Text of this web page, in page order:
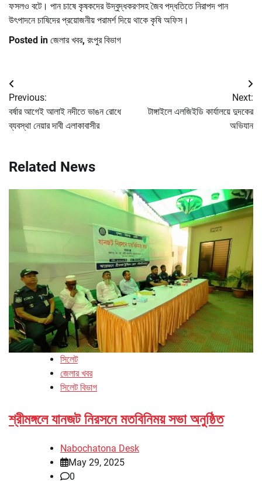
ফসলও বটে। পান চাষে কৃষকদের উদ্বুদ্ধকরণসহ জৈব পদ্ধতিতে নিরাপদ পান
উৎপাদনে চাষিদের প্রয়োজনীয় পরামর্শ দিয়ে থাকে কৃষি অফিস।
Posted in জেলার খবর, রংপুর বিভাগ
Post
navigation
Previous:
বর্ষার আগেই আলাই নদীতে ভাঙন রোধে
ব্যবস্থা নেয়ার দাবী এলাকাবাসীর
Next:
টাঙ্গাইলে এলজিইডি কার্যালয়ে দুদকের
অভিযান
Related News
সিলেট
জেলার খবর
সিলেট বিভাগ
শ্রীমঙ্গলে যানজট নিরসনে মতবিনিময় সভা অনুষ্ঠিত
Nabochatona Desk
May 29, 2025
0